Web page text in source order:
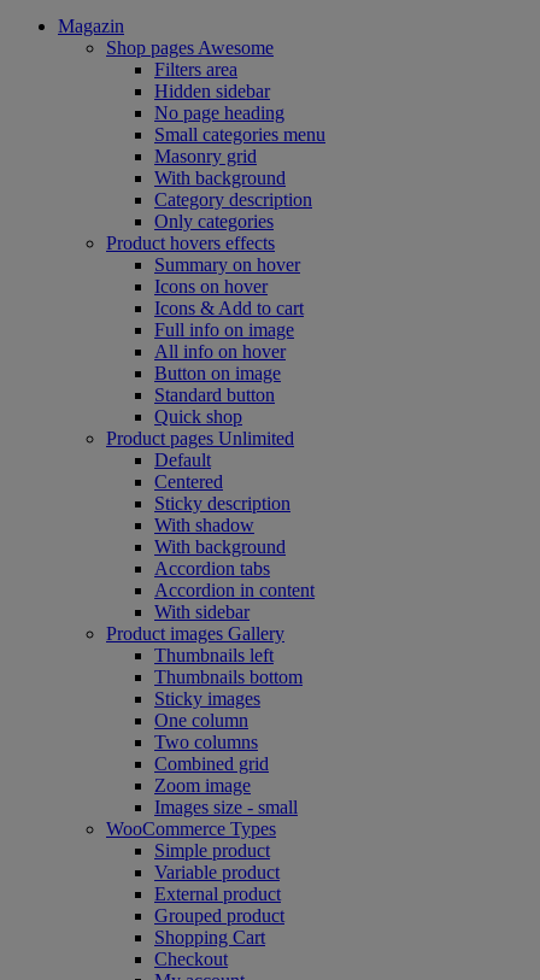
Magazin
Shop pages Awesome
Filters area
Hidden sidebar
No page heading
Small categories menu
Masonry grid
With background
Category description
Only categories
Product hovers effects
Summary on hover
Icons on hover
Icons & Add to cart
Full info on image
All info on hover
Button on image
Standard button
Quick shop
Product pages Unlimited
Default
Centered
Sticky description
With shadow
With background
Accordion tabs
Accordion in content
With sidebar
Product images Gallery
Thumbnails left
Thumbnails bottom
Sticky images
One column
Two columns
Combined grid
Zoom image
Images size - small
WooCommerce Types
Simple product
Variable product
External product
Grouped product
Shopping Cart
Checkout